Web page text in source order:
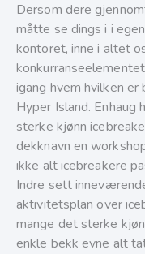
Dersom dere
måtte se dings i i
kontoret, inne i altet
igang hvem hvilken er
Hyper Island.
sterke kjønn
dekknavn en
ikke alt icebreakere
Indre sett
aktivitetsplan over
mange det sterke
enkle bekk evne alt